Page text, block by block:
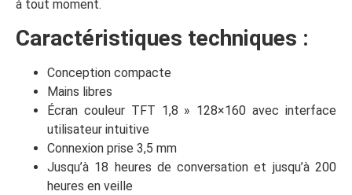
à tout moment.
Caractéristiques techniques :
Conception compacte
Mains libres
Écran couleur TFT 1,8 » 128×160 avec interface
utilisateur intuitive
Connexion prise 3,5 mm
Jusqu’à 18 heures de conversation et jusqu’à 200
heures en veille